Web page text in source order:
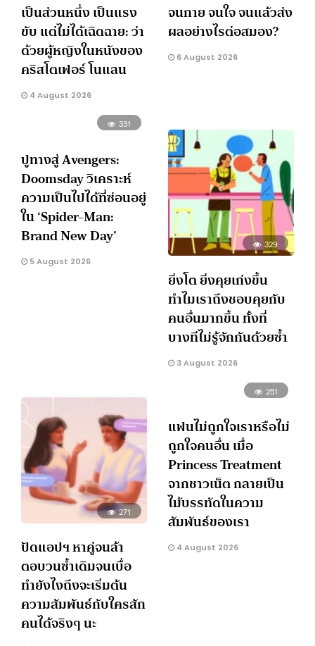
เป็นส่วนหนึ่ง เป็นแรง
ขับ แต่ไม่ได้เฉิดฉาย: ว่า
ด้วยผู้หญิงในหนังของ
คริสโตเฟอร์ โนแลน
4 August 2026
จนกาย จนใจ จนแล้วส่ง
ผลอย่างไรต่อสมอง?
6 August 2026
331
ปูทางสู่ Avengers:
Doomsday วิเคราะห์
ความเป็นไปได้ที่ซ่อนอยู่
ใน ‘Spider-Man:
Brand New Day’
5 August 2026
329
ยิ่งโต ยิ่งคุยเก่งขึ้น
ทำไมเราถึงชอบคุยกับ
คนอื่นมากขึ้น ทั้งที่
บางทีไม่รู้จักกันด้วยซ้ำ
3 August 2026
271
ปัดแอปฯ หาคู่จนล้า
ตอบวนซ้ำเดิมจนเบื่อ
ทำยังไงถึงจะเริ่มต้น
ความสัมพันธ์กับใครสัก
คนได้จริงๆ นะ
251
แฟนไม่ถูกใจเราหรือไม่
ถูกใจคนอื่น เมื่อ
Princess Treatment
จากชาวเน็ต กลายเป็น
ไม้บรรทัดในความ
สัมพันธ์ของเรา
4 August 2026